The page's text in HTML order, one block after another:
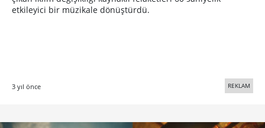
etkileyici bir müzikale dönüştürdü.
3 yıl önce REKLAM